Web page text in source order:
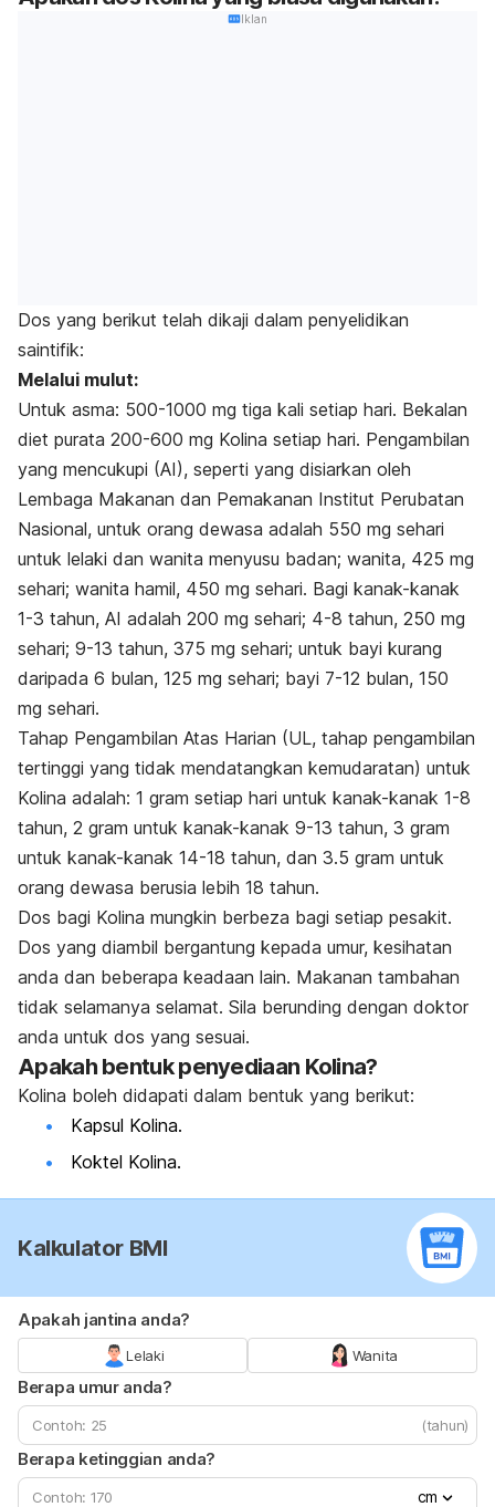
Iklan
Dos yang berikut telah dikaji dalam penyelidikan
saintifik:
Melalui mulut:
Untuk asma: 500-1000 mg tiga kali setiap hari. Bekalan
diet purata 200-600 mg Kolina setiap hari. Pengambilan
yang mencukupi (AI), seperti yang disiarkan oleh
Lembaga Makanan dan Pemakanan Institut Perubatan
Nasional, untuk orang dewasa adalah 550 mg sehari
untuk lelaki dan wanita menyusu badan; wanita, 425 mg
sehari; wanita hamil, 450 mg sehari. Bagi kanak-kanak
1-3 tahun, AI adalah 200 mg sehari; 4-8 tahun, 250 mg
sehari; 9-13 tahun, 375 mg sehari; untuk bayi kurang
daripada 6 bulan, 125 mg sehari; bayi 7-12 bulan, 150
mg sehari.
Tahap Pengambilan Atas Harian (UL, tahap pengambilan
tertinggi yang tidak mendatangkan kemudaratan) untuk
Kolina adalah: 1 gram setiap hari untuk kanak-kanak 1-8
tahun, 2 gram untuk kanak-kanak 9-13 tahun, 3 gram
untuk kanak-kanak 14-18 tahun, dan 3.5 gram untuk
orang dewasa berusia lebih 18 tahun.
Dos bagi Kolina mungkin berbeza bagi setiap pesakit.
Dos yang diambil bergantung kepada umur, kesihatan
anda dan beberapa keadaan lain. Makanan tambahan
tidak selamanya selamat. Sila berunding dengan doktor
anda untuk dos yang sesuai.
Apakah bentuk penyediaan Kolina?
Kolina boleh didapati dalam bentuk yang berikut:
Kapsul Kolina.
Koktel Kolina.
Kalkulator BMI
Apakah jantina anda?
Lelaki Wanita
Berapa umur anda?
(tahun)
Berapa ketinggian anda?
cm